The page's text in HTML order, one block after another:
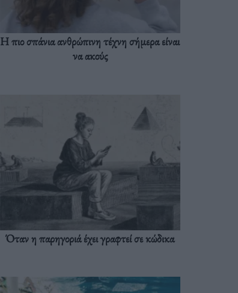
Η πιο σπάνια ανθρώπινη τέχνη σήμερα είναι
να ακούς
Όταν η παρηγοριά έχει γραφτεί σε κώδικα